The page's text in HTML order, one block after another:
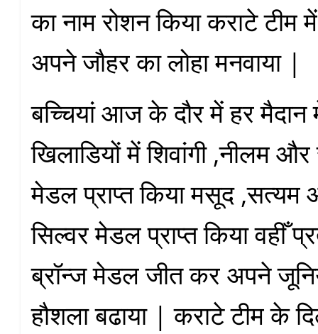
का नाम रोशन किया कराटे टीम
अपने जौहर का लोहा मनवाया |
बच्चियां आज के दौर में हर
खिलाडियों में शिवांगी ,नीलम
मेडल प्राप्त किया मसूद ,सत्यम
सिल्वर मेडल प्राप्त किया वहीँ
ब्रॉन्ज मेडल जीत कर अपने
हौशला बढाया | कराटे टीम के